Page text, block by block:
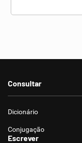
Consultar
Dicionário
Conjugação
Escrever